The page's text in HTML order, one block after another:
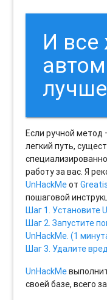
И все
Если ручной метод
легкий путь,
работу за вас. Я
UnHackMeот
пошаговой
Шаг 1. Установите
Шаг 2. Запустите
UnHackMe. (1
Шаг 3. Удалите
UnHackMe
своей базе, всего